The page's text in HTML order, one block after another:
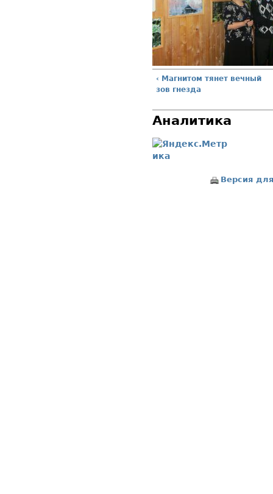
‹ Магнитом тянет вечный
зов гнезда
Аналитика
Версия